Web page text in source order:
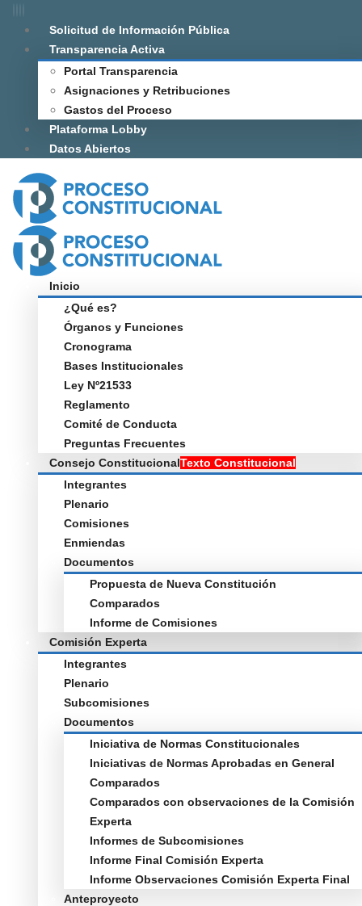
Solicitud de Información Pública
Transparencia Activa
Portal Transparencia
Asignaciones y Retribuciones
Gastos del Proceso
Plataforma Lobby
Datos Abiertos
Inicio
¿Qué es?
Órganos y Funciones
Cronograma
Bases Institucionales
Ley Nº21533
Reglamento
Comité de Conducta
Preguntas Frecuentes
Consejo ConstitucionalTexto Constitucional
Integrantes
Plenario
Comisiones
Enmiendas
Documentos
Propuesta de Nueva Constitución
Comparados
Informe de Comisiones
Comisión Experta
Integrantes
Plenario
Subcomisiones
Documentos
Iniciativa de Normas Constitucionales
Iniciativas de Normas Aprobadas en General
Comparados
Comparados con observaciones de la Comisión
Experta
Informes de Subcomisiones
Informe Final Comisión Experta
Informe Observaciones Comisión Experta Final
Anteproyecto